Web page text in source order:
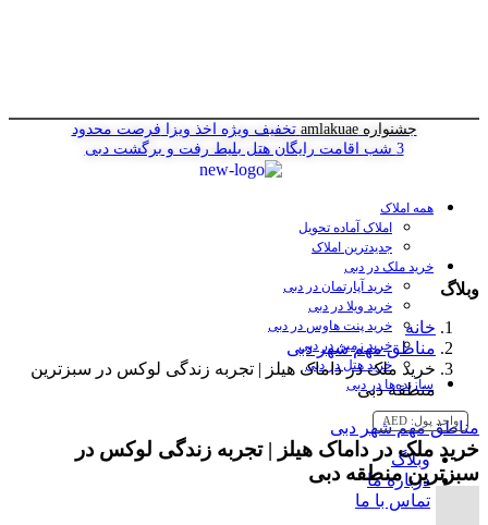
جشنواره amlakuae تخفیف ویژه اخذ ویزا فرصت محدود
3 شب اقامت رایگان هتل
بلیط رفت و برگشت دبی
همه املاک
املاک آماده تحویل
جدیدترین املاک
خرید ملک در دبی
خرید آپارتمان در دبی
خرید ویلا در دبی
خرید پنت هاوس در دبی
خرید زمین در دبی
خرید هتل در دبی
سازنده‌ها در دبی
واحد پول: AED
وبلاگ
درباره ما
تماس با ما
وبلاگ
خانه
مناطق مهم شهر دبی
خرید ملک در داماک هیلز | تجربه زندگی لوکس در سبزترین
منطقه دبی
مناطق مهم شهر دبی
خرید ملک در داماک هیلز | تجربه زندگی لوکس در
سبزترین منطقه دبی